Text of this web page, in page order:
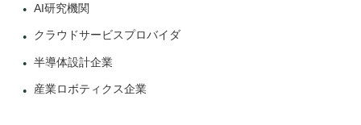
AI研究機関
クラウドサービスプロバイダ
半導体設計企業
産業ロボティクス企業